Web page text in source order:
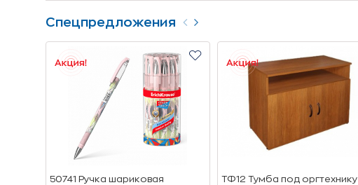
Спецпредложения
50741 Ручка шариковая
ТФ12 Тумба под оргтехнику